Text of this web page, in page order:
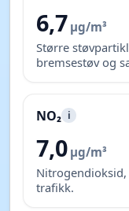
6,7 µg/m³
Større
bremsestøv og
NO₂ i
7,0 µg/m³
trafikk.